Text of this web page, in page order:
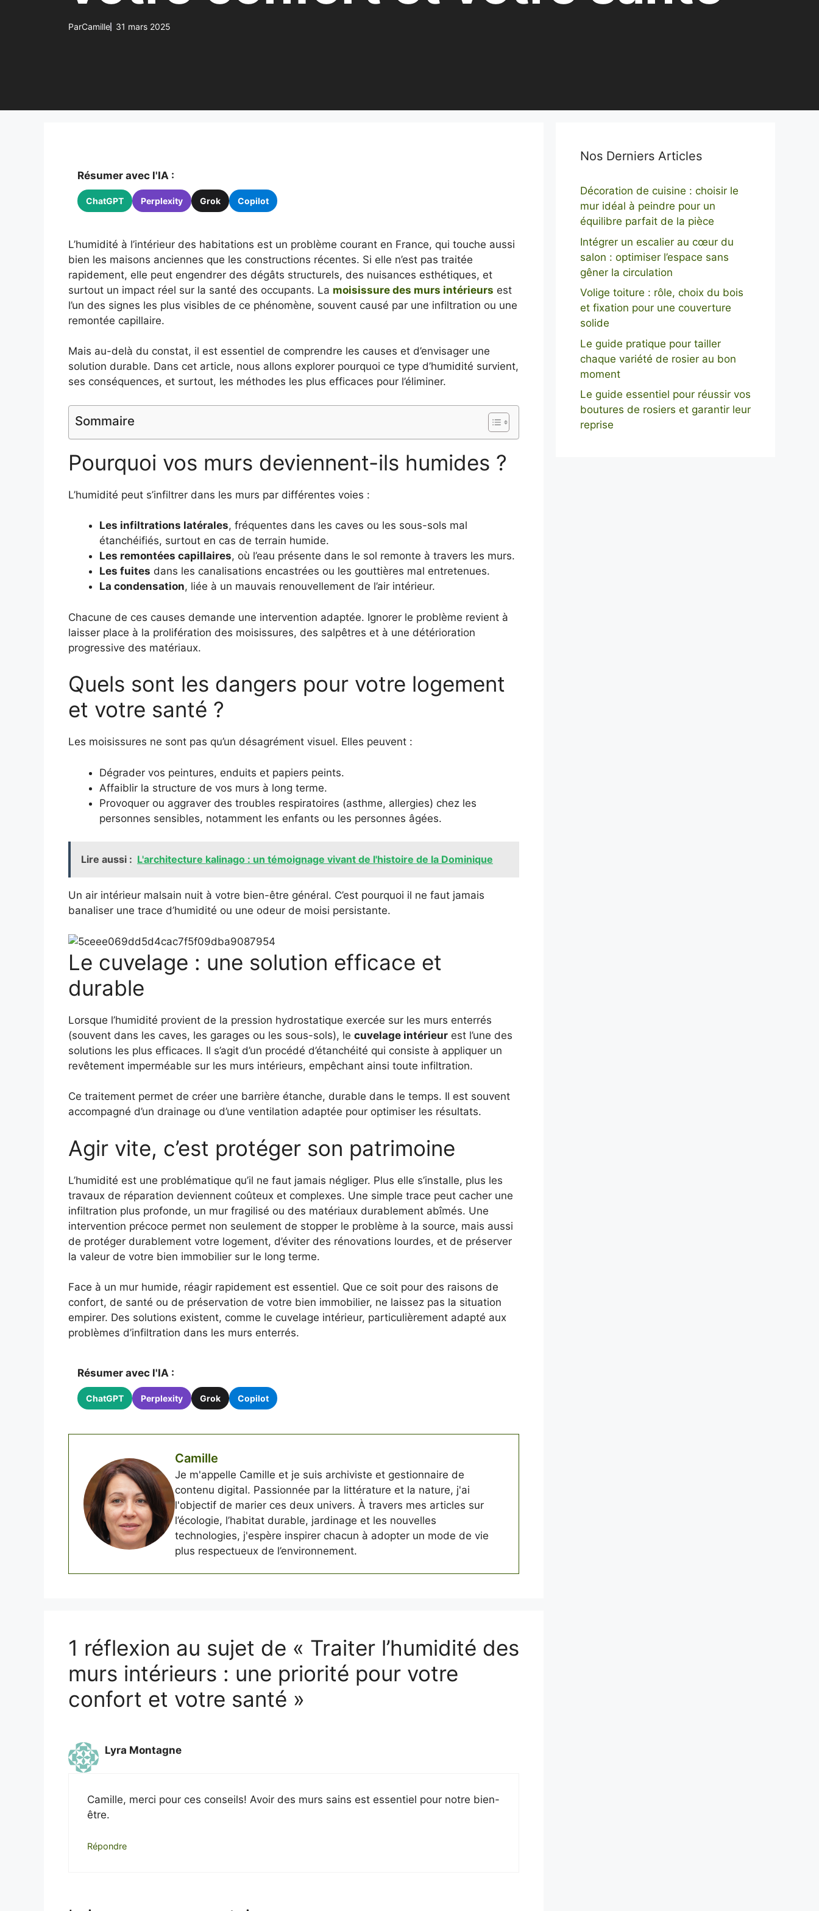
ParCamille 31 mars 2025
Résumer avec l'IA :
ChatGPT Perplexity Grok Copilot
L’humidité à l’intérieur des habitations est un problème courant en France, qui touche aussi
bien les maisons anciennes que les constructions récentes. Si elle n’est pas traitée
rapidement, elle peut engendrer des dégâts structurels, des nuisances esthétiques, et
surtout un impact réel sur la santé des occupants. La moisissure des murs intérieurs est
l’un des signes les plus visibles de ce phénomène, souvent causé par une infiltration ou une
remontée capillaire.
Mais au-delà du constat, il est essentiel de comprendre les causes et d’envisager une
solution durable. Dans cet article, nous allons explorer pourquoi ce type d’humidité survient,
ses conséquences, et surtout, les méthodes les plus efficaces pour l’éliminer.
Sommaire
Pourquoi vos murs deviennent-ils humides ?
L’humidité peut s’infiltrer dans les murs par différentes voies :
Les infiltrations latérales, fréquentes dans les caves ou les sous-sols mal
étanchéifiés, surtout en cas de terrain humide.
Les remontées capillaires, où l’eau présente dans le sol remonte à travers les murs.
Les fuites dans les canalisations encastrées ou les gouttières mal entretenues.
La condensation, liée à un mauvais renouvellement de l’air intérieur.
Chacune de ces causes demande une intervention adaptée. Ignorer le problème revient à
laisser place à la prolifération des moisissures, des salpêtres et à une détérioration
progressive des matériaux.
Quels sont les dangers pour votre logement
et votre santé ?
Les moisissures ne sont pas qu’un désagrément visuel. Elles peuvent :
Dégrader vos peintures, enduits et papiers peints.
Affaiblir la structure de vos murs à long terme.
Provoquer ou aggraver des troubles respiratoires (asthme, allergies) chez les
personnes sensibles, notamment les enfants ou les personnes âgées.
Lire aussi : L'architecture kalinago : un témoignage vivant de l'histoire de la Dominique
Un air intérieur malsain nuit à votre bien-être général. C’est pourquoi il ne faut jamais
banaliser une trace d’humidité ou une odeur de moisi persistante.
Le cuvelage : une solution efficace et
durable
Lorsque l’humidité provient de la pression hydrostatique exercée sur les murs enterrés
(souvent dans les caves, les garages ou les sous-sols), le cuvelage intérieur est l’une des
solutions les plus efficaces. Il s’agit d’un procédé d’étanchéité qui consiste à appliquer un
revêtement imperméable sur les murs intérieurs, empêchant ainsi toute infiltration.
Ce traitement permet de créer une barrière étanche, durable dans le temps. Il est souvent
accompagné d’un drainage ou d’une ventilation adaptée pour optimiser les résultats.
Agir vite, c’est protéger son patrimoine
L’humidité est une problématique qu’il ne faut jamais négliger. Plus elle s’installe, plus les
travaux de réparation deviennent coûteux et complexes. Une simple trace peut cacher une
infiltration plus profonde, un mur fragilisé ou des matériaux durablement abîmés. Une
intervention précoce permet non seulement de stopper le problème à la source, mais aussi
de protéger durablement votre logement, d’éviter des rénovations lourdes, et de préserver
la valeur de votre bien immobilier sur le long terme.
Face à un mur humide, réagir rapidement est essentiel. Que ce soit pour des raisons de
confort, de santé ou de préservation de votre bien immobilier, ne laissez pas la situation
empirer. Des solutions existent, comme le cuvelage intérieur, particulièrement adapté aux
problèmes d’infiltration dans les murs enterrés.
Résumer avec l'IA :
ChatGPT Perplexity Grok Copilot
Camille
Je m'appelle Camille et je suis archiviste et gestionnaire de
contenu digital. Passionnée par la littérature et la nature, j'ai
l'objectif de marier ces deux univers. À travers mes articles sur
l’écologie, l’habitat durable, jardinage et les nouvelles
technologies, j'espère inspirer chacun à adopter un mode de vie
plus respectueux de l’environnement.
1 réflexion au sujet de « Traiter l’humidité des
murs intérieurs : une priorité pour votre
confort et votre santé »
Lyra Montagne
Camille, merci pour ces conseils! Avoir des murs sains est essentiel pour notre bien-
être.
Répondre
Nos Derniers Articles
Décoration de cuisine : choisir le
mur idéal à peindre pour un
équilibre parfait de la pièce
Intégrer un escalier au cœur du
salon : optimiser l’espace sans
gêner la circulation
Volige toiture : rôle, choix du bois
et fixation pour une couverture
solide
Le guide pratique pour tailler
chaque variété de rosier au bon
moment
Le guide essentiel pour réussir vos
boutures de rosiers et garantir leur
reprise